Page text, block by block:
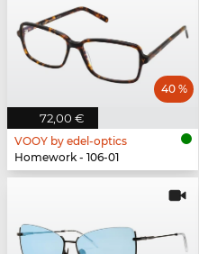
72,00 €
40 %
VOOY by edel-optics
Homework - 106-01